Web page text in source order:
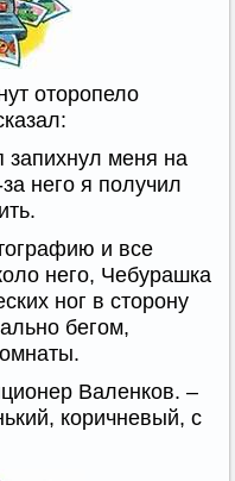
оторопело
запихнул меня на
него я получил
и все
него, Чебурашка
ног в сторону
бегом,
Валенков. –
коричневый, с